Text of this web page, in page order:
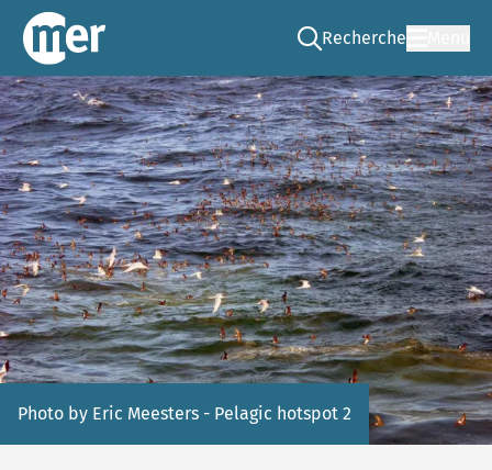
CNEE – FR
Recherche
Go to the search page
Photo by Eric Meesters - Pelagic hotspot 2